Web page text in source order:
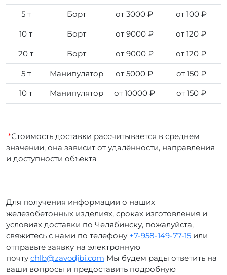
5 т Борт от 3000 ₽ от 100 ₽
10 т Борт от 9000 ₽ от 120 ₽
20 т Борт от 9000 ₽ от 120 ₽
5 т Манипулятор от 5000 ₽ от 150 ₽
10 т Манипулятор от 10000 ₽ от 150 ₽
*Стоимость доставки рассчитывается в среднем
значении, она зависит от удалённости, направления
и доступности объекта
Для получения информации о наших
железобетонных изделиях, сроках изготовления и
условиях доставки по Челябинску, пожалуйста,
свяжитесь с нами по телефону +7-958-149-77-15 или
отправьте заявку на электронную
почту chlb@zavodjbi.com Мы будем рады ответить на
ваши вопросы и предоставить подробную